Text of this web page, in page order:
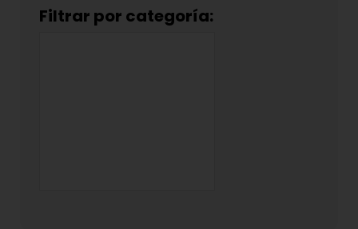
Filtrar por categoría: